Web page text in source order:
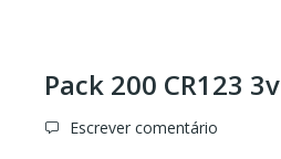
Pack 200 CR123 3v
Escrever comentário